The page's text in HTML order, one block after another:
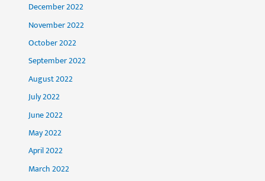
December 2022
November 2022
October 2022
September 2022
August 2022
July 2022
June 2022
May 2022
April 2022
March 2022